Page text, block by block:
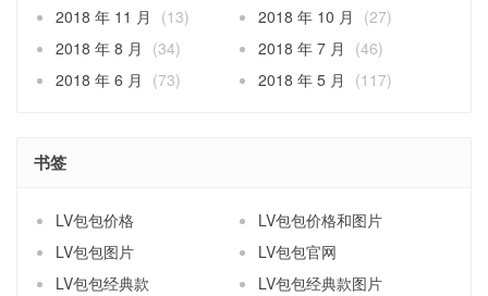
2018 年 11 月
(13) 2018 年 10 月
(27)
2018 年 8 月
(34) 2018 年 7 月
(46)
2018 年 6 月
(73) 2018 年 5 月 (117)
书签
LV包包价格
LV包包价格和图片
LV包包图片
LV包包官网
LV包包经典款
LV包包经典款图片